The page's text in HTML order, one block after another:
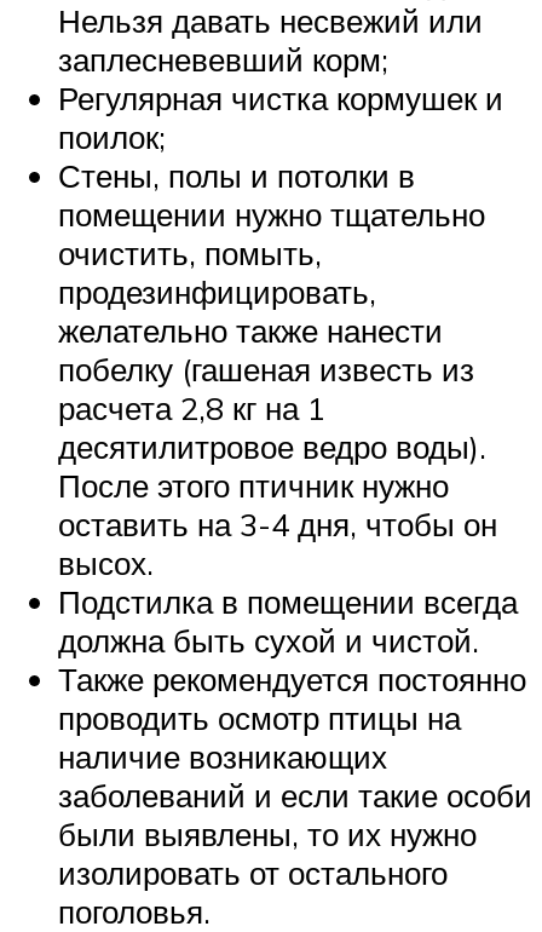
Нельзя давать несвежий или
заплесневевший корм;
Регулярная чистка кормушек и
поилок;
Стены, полы и потолки в
помещении нужно тщательно
очистить, помыть,
продезинфицировать,
желательно также нанести
побелку (гашеная известь из
расчета 2,8 кг на 1
десятилитровое ведро воды).
После этого птичник нужно
оставить на 3-4 дня, чтобы он
высох.
Подстилка в помещении всегда
должна быть сухой и чистой.
Также рекомендуется постоянно
проводить осмотр птицы на
наличие возникающих
заболеваний и если такие особи
были выявлены, то их нужно
изолировать от остального
поголовья.